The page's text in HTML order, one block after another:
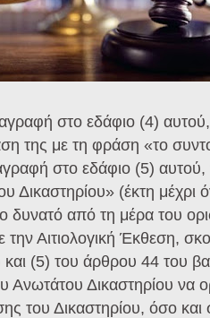
στο εδάφιο (4)
της με τη φράση «το
στο εδάφιο (5)
Δικαστηρίου» (έκτη
δυνατό από τη μέρα του
Αιτιολογική Έκθεση,
(5) του άρθρου 44 του
Ανωτάτου Δικαστηρίου να
του Δικαστηρίου, όσο και